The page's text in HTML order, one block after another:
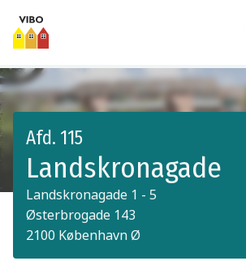
Hop til indhold
Hop til søgning
Afd. 115
Landskronagade
Landskronagade 1 - 5
Østerbrogade 143
2100 København Ø